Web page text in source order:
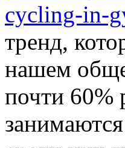
тренд,
нашем
почти 60%